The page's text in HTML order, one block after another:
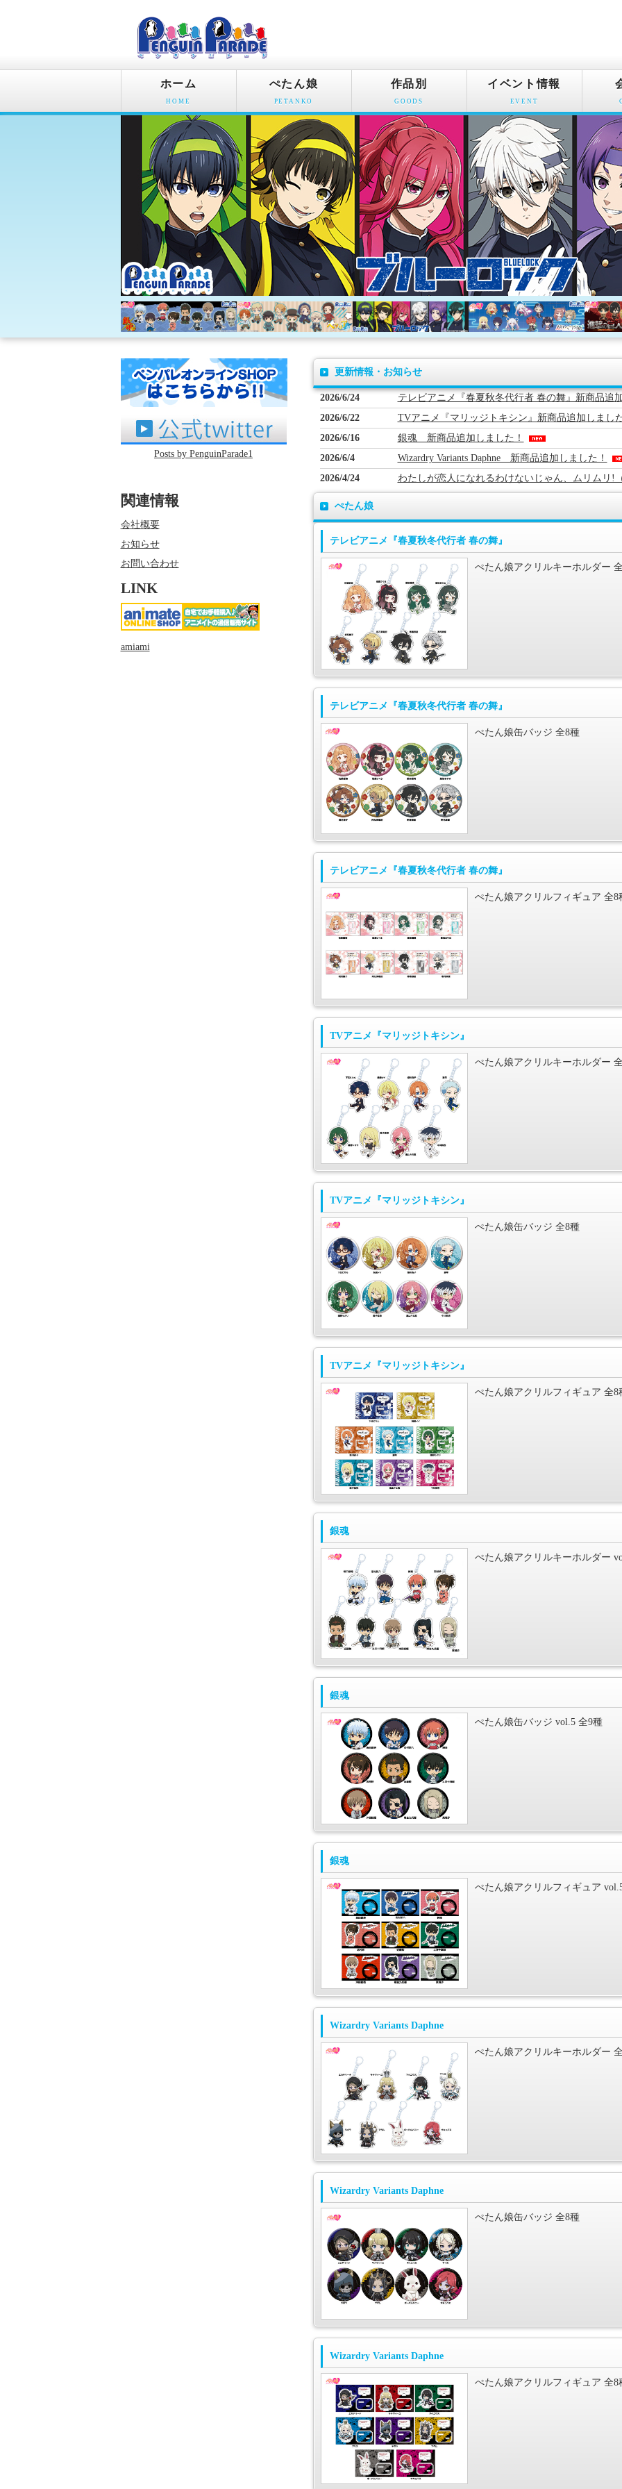
ホーム
HOME
ぺたん娘
PETANKO
作品別
GOODS
イベント情報
EVENT
更新情報・お知らせ
2026/6/24
テレビアニメ『春夏秋冬代行者 春の舞』新商品追
2026/6/22
TVアニメ『マリッジトキシン』新商品追加しまし
2026/6/16
銀魂 新商品追加しました！
2026/6/4
Wizardry Variants Daphne 新商品追加しました！
2026/4/24
わたしが恋人になれるわけないじゃん、ムリムリ!
2026/3/26
「新劇場版 銀魂 -吉原大炎上-」 新商品追加しまし
2026/3/25
TVアニメ「悪役令嬢は隣国の王太子に溺愛される
2026/3/18
ニャイト・オブ・ザ・リビングキャット新商品追
ぺたん娘
テレビアニメ『春夏秋冬代行者 春の舞』
ぺたん娘アクリルキーホルダー
テレビアニメ『春夏秋冬代行者 春の舞』
ぺたん娘缶バッジ 全8種
テレビアニメ『春夏秋冬代行者 春の舞』
ぺたん娘アクリルフィギュア 全8
TVアニメ『マリッジトキシン』
ぺたん娘アクリルキーホルダー
TVアニメ『マリッジトキシン』
ぺたん娘缶バッジ 全8種
TVアニメ『マリッジトキシン』
ぺたん娘アクリルフィギュア 全8
銀魂
ぺたん娘アクリルキーホルダー
銀魂
ぺたん娘缶バッジ vol.5 全9種
銀魂
ぺたん娘アクリルフィギュア
Wizardry Variants Daphne
ぺたん娘アクリルキーホルダー
Wizardry Variants Daphne
ぺたん娘缶バッジ 全8種
Wizardry Variants Daphne
ぺたん娘アクリルフィギュア 全8
公式Twitter
Posts by PenguinParade1
関連情報
会社概要
お知らせ
お問い合わせ
LINK
amiami